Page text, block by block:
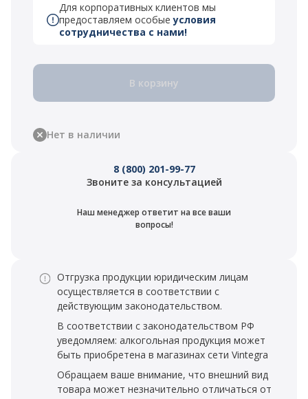
Для корпоративных клиентов мы
предоставляем особыеусловия
сотрудничества с нами!
В корзину
Нет в наличии
8 (800) 201-99-77
Звоните за консультацией
Наш менеджер ответит на все ваши
вопросы!
Отгрузка продукции юридическим лицам
осуществляется в соответствии с
действующим законодательством.
В соответствии с законодательством РФ
уведомляем: алкогольная продукция может
быть приобретена в магазинах сети Vintegra
Обращаем ваше внимание, что внешний вид
товара может незначительно отличаться от